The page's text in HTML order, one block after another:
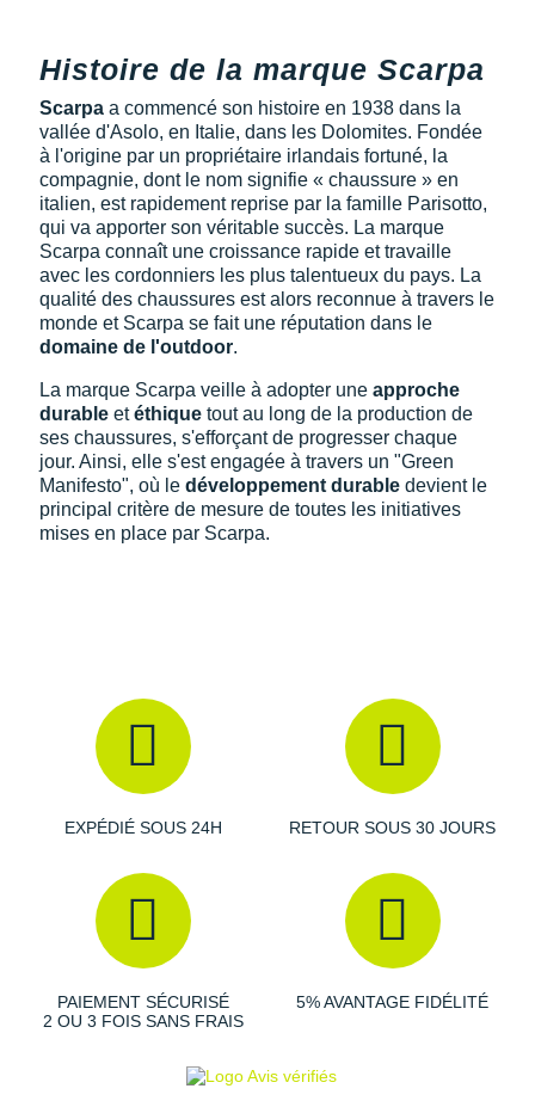
Histoire de la marque Scarpa
Scarpa a commencé son histoire en 1938 dans la
vallée d'Asolo, en Italie, dans les Dolomites. Fondée
à l'origine par un propriétaire irlandais fortuné, la
compagnie, dont le nom signifie « chaussure » en
italien, est rapidement reprise par la famille Parisotto,
qui va apporter son véritable succès. La marque
Scarpa connaît une croissance rapide et travaille
avec les cordonniers les plus talentueux du pays. La
qualité des chaussures est alors reconnue à travers le
monde et Scarpa se fait une réputation dans le
domaine de l'outdoor.
La marque Scarpa veille à adopter une approche
durable etéthique tout au long de la production de
ses chaussures, s'efforçant de progresser chaque
jour. Ainsi, elle s'est engagée à travers un "Green
Manifesto", où le développement durable devient le
principal critère de mesure de toutes les initiatives
mises en place par Scarpa.
EXPÉDIÉ SOUS 24H RETOUR SOUS 30 JOURS
PAIEMENT SÉCURISÉ
2 OU 3 FOIS SANS FRAIS
5% AVANTAGE FIDÉLITÉ